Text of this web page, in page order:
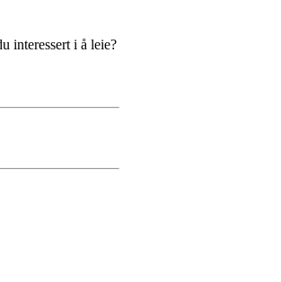
interessert i å leie?